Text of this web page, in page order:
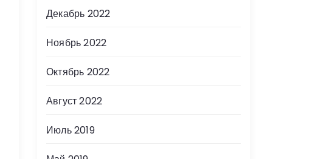
Декабрь 2022
Ноябрь 2022
Октябрь 2022
Август 2022
Июль 2019